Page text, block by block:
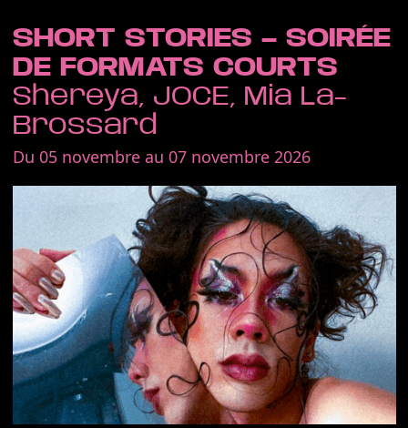
SHORT STORIES – SOIRÉE
DE FORMATS COURTS
Shereya, JOCE, Mia La-
Brossard
Du 05 novembre au 07 novembre 2026